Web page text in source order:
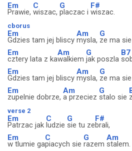
Em
Prawie,
C
wiszac,
G
placzac i
F#
wiszac.
cborus
Em
Gdzies tam jej bliscy
Am
mysla,
G
ze ma sie
Em
cztery lata z ka
Am
walkiem
G
jak poszla
B7
Em
Gdzies tam jej bliscy
Am
mysla,
G
ze ma sie
Em
zupelnie dobrze,
Am
a przeciez
G
stalo sie
verse 2
Em
Patrzac jak
C
ludzie
G
sie tu ze
F#
brali,
Em
w tlumie ga
C
piacych sie
G
razem
Am
stalem.